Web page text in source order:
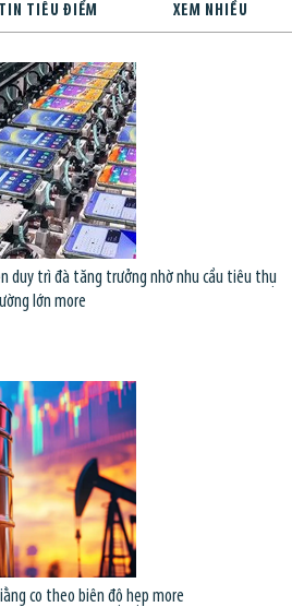
TIN TIÊU ĐIỂM XEM NHIỀU
duy trì đà tăng trưởng nhờ nhu cầu tiêu thụ
lớn more
co theo biên độ hẹp more